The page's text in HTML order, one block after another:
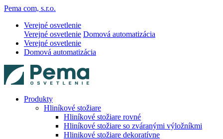
Pema com, s.r.o.
Verejné osvetlenie
Verejné osvetlenie Domová automatizácia
Verejné osvetlenie
Domová automatizácia
Produkty
Hliníkové stožiare
Hliníkové stožiare rovné
Hliníkové stožiare so zváranými výložníkmi
Hlinikové stožiare dekoratívne